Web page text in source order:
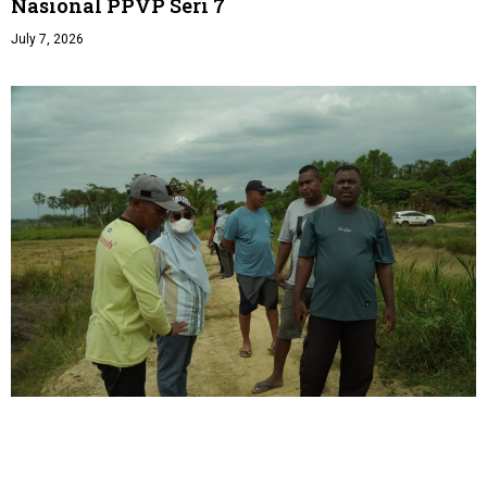
Nasional PPVP Seri 7
July 7, 2026